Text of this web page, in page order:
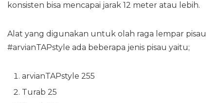
konsisten bisa mencapai jarak 12 meter atau lebih.
Alat yang digunakan untuk olah raga lempar pisau
#arvianTAPstyle ada beberapa jenis pisau yaitu;
arvianTAPstyle 255
Turab 25